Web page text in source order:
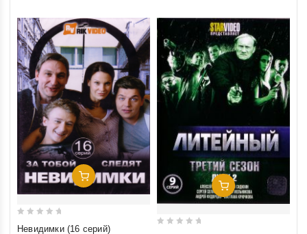
Добавить В Корзину
Невидимки (16 серий)
Добавить В Корзину